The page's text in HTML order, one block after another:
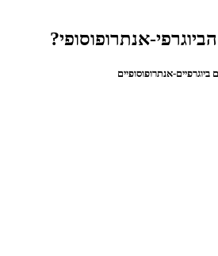
אנתרופוסופי?
אנתרופוסופיים